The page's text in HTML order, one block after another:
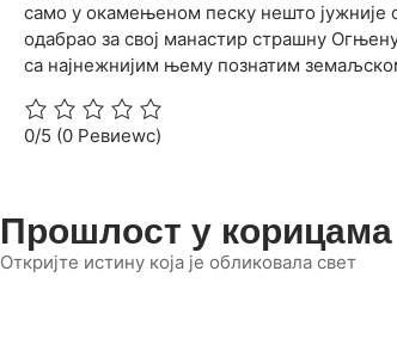
само у окамењеном песку нешто јужније
одабрао за свој манастир страшну
са најнежнијим њему познатим
0/5 (0 Ревиеwс)
Прошлост у корицама
Откријте истину која је обликовала свет